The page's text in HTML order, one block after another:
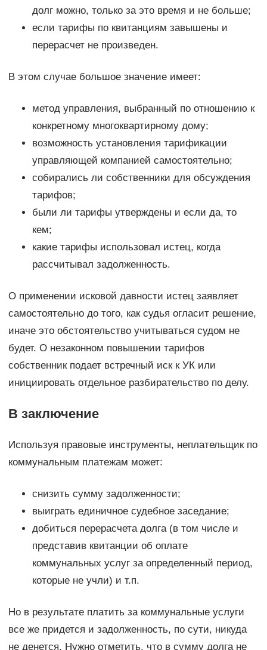
долг можно, только за это время и не больше;
если тарифы по квитанциям завышены и
перерасчет не произведен.
В этом случае большое значение имеет:
метод управления, выбранный по отношению к
конкретному многоквартирному дому;
возможность установления тарификации
управляющей компанией самостоятельно;
собирались ли собственники для обсуждения
тарифов;
были ли тарифы утверждены и если да, то
кем;
какие тарифы использовал истец, когда
рассчитывал задолженность.
О применении исковой давности истец заявляет
самостоятельно до того, как судья огласит решение,
иначе это обстоятельство учитываться судом не
будет. О незаконном повышении тарифов
собственник подает встречный иск к УК или
инициировать отдельное разбирательство по делу.
В заключение
Используя правовые инструменты, неплательщик по
коммунальным платежам может:
снизить сумму задолженности;
выиграть единичное судебное заседание;
добиться перерасчета долга (в том числе и
представив квитанции об оплате
коммунальных услуг за определенный период,
которые не учли) и т.п.
Но в результате платить за коммунальные услуги
все же придется и задолженность, по сути, никуда
не денется. Нужно отметить, что в сумму долга не